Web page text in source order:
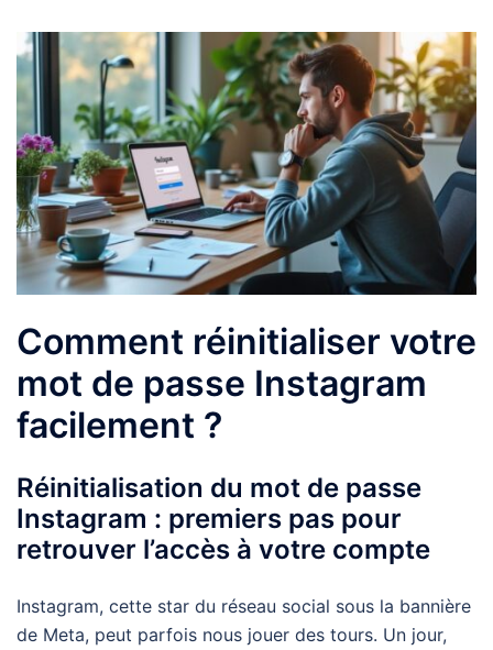
Comment réinitialiser votre
mot de passe Instagram
facilement ?
Réinitialisation du mot de passe
Instagram : premiers pas pour
retrouver l’accès à votre compte
Instagram, cette star du réseau social sous la bannière
de Meta, peut parfois nous jouer des tours. Un jour,